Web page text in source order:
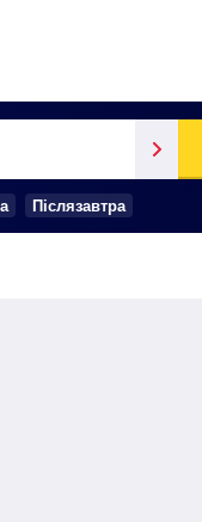
Післязавтра